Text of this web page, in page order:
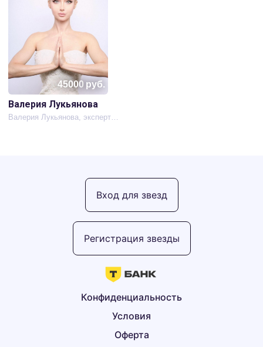
45000 руб.
Валерия Лукьянова
Валерия Лукьянова, эксперт по омоложению и эзотерическим знаниям
Оферта
Условия
Конфиденциальность
Регистрация звезды
Вход для звезд